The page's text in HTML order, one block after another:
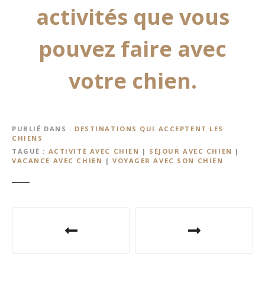
activités que vous
pouvez faire avec
votre chien.
PUBLIÉ DANS
DESTINATIONS QUI ACCEPTENT LES
CHIENS
TAGUÉ
ACTIVITÉ AVEC CHIEN | SÉJOUR AVEC CHIEN |
VACANCE AVEC CHIEN | VOYAGER AVEC SON CHIEN